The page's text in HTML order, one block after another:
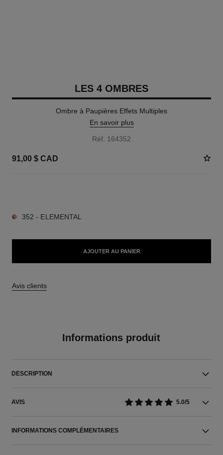
LES 4 OMBRES
Ombre à Paupières Effets Multiples
En savoir plus
Réf. 164352
91,00 $ CAD
352 - ELEMENTAL
AJOUTER AU PANIER
Avis clients
Informations produit
DESCRIPTION
AVIS 5.0/5
INFORMATIONS COMPLÉMENTAIRES